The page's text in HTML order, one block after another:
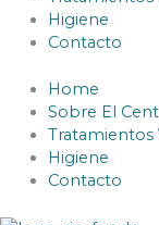
Higiene
Contacto
Home
Sobre El
Tratamientos
Higiene
Contacto